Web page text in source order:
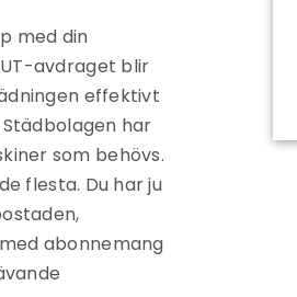
med din
avdraget blir
effektivt
har
som behövs.
flesta. Du har ju
abonnemang